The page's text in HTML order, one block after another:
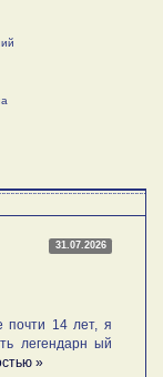
31.07.2026
14 лет, я
легендарн ый
»